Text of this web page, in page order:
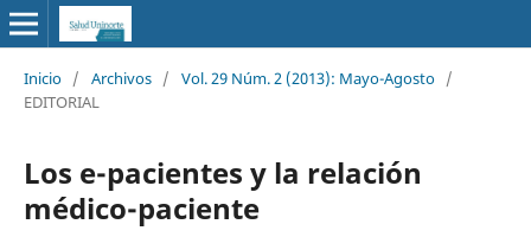
Inicio / Archivos / Vol. 29 Núm. 2 (2013): Mayo-Agosto /
EDITORIAL
Los e-pacientes y la relación
médico-paciente